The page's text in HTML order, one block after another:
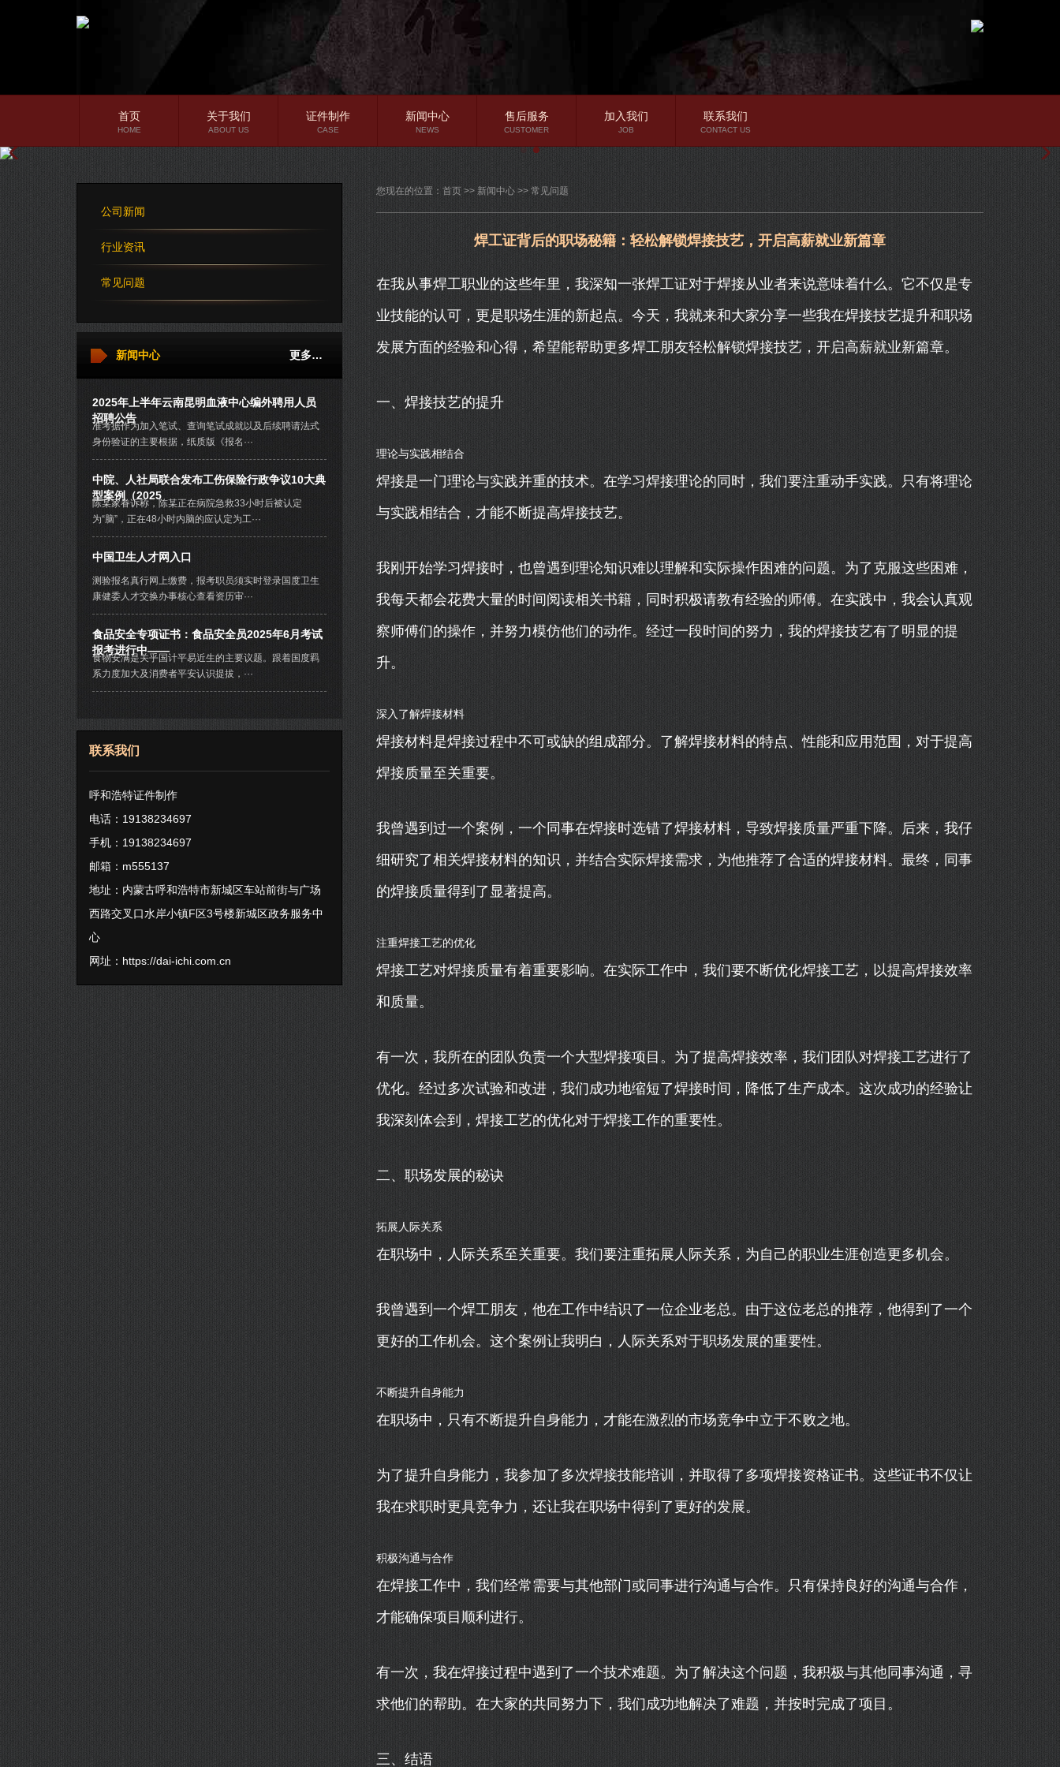
行业资讯
常见问题
首页
HOME
关于我们
ABOUT US
证件制作
CASE
新闻中心
NEWS
售后服务
CUSTOMER
加入我们
JOB
联系我们
CONTACT US
公司新闻
行业资讯
常见问题
更多…
新闻中心
2025年上半年云南昆明血液中心编外聘用人员
招聘公告
准考据作为加入笔试、查询笔试成就以及后续聘请法式
身份验证的主要根据，纸质版《报名···
中院、人社局联合发布工伤保险行政争议10大典
型案例（2025
陈某家眷诉称，陈某正在病院急救33小时后被认定
为“脑”，正在48小时内脑的应认定为工···
中国卫生人才网入口
测验报名真行网上缴费，报考职员须实时登录国度卫生
康健委人才交换办事核心查看资历审···
食品安全专项证书：食品安全员2025年6月考试
报考进行中——
食物安满是关乎国计平易近生的主要议题。跟着国度羁
系力度加大及消费者平安认识提拔，···
联系我们
呼和浩特证件制作
电话：19138234697
手机：19138234697
邮箱：m555137
地址：内蒙古呼和浩特市新城区车站前街与广场
西路交叉口水岸小镇F区3号楼新城区政务服务中
心
网址： https://dai-ichi.com.cn
您现在的位置： 首页 >> 新闻中心 >> 常见问题
焊工证背后的职场秘籍：轻松解锁焊接技艺，开启高薪就业新篇章
在我从事焊工职业的这些年里，我深知一张焊工证对于焊接从业者来说意味着什么。它不仅是专
业技能的认可，更是职场生涯的新起点。今天，我就来和大家分享一些我在焊接技艺提升和职场
发展方面的经验和心得，希望能帮助更多焊工朋友轻松解锁焊接技艺，开启高薪就业新篇章。
一、焊接技艺的提升
理论与实践相结合
焊接是一门理论与实践并重的技术。在学习焊接理论的同时，我们要注重动手实践。只有将理论
与实践相结合，才能不断提高焊接技艺。
我刚开始学习焊接时，也曾遇到理论知识难以理解和实际操作困难的问题。为了克服这些困难，
我每天都会花费大量的时间阅读相关书籍，同时积极请教有经验的师傅。在实践中，我会认真观
察师傅们的操作，并努力模仿他们的动作。经过一段时间的努力，我的焊接技艺有了明显的提
升。
深入了解焊接材料
焊接材料是焊接过程中不可或缺的组成部分。了解焊接材料的特点、性能和应用范围，对于提高
焊接质量至关重要。
我曾遇到过一个案例，一个同事在焊接时选错了焊接材料，导致焊接质量严重下降。后来，我仔
细研究了相关焊接材料的知识，并结合实际焊接需求，为他推荐了合适的焊接材料。最终，同事
的焊接质量得到了显著提高。
注重焊接工艺的优化
焊接工艺对焊接质量有着重要影响。在实际工作中，我们要不断优化焊接工艺，以提高焊接效率
和质量。
有一次，我所在的团队负责一个大型焊接项目。为了提高焊接效率，我们团队对焊接工艺进行了
优化。经过多次试验和改进，我们成功地缩短了焊接时间，降低了生产成本。这次成功的经验让
我深刻体会到，焊接工艺的优化对于焊接工作的重要性。
二、职场发展的秘诀
拓展人际关系
在职场中，人际关系至关重要。我们要注重拓展人际关系，为自己的职业生涯创造更多机会。
我曾遇到一个焊工朋友，他在工作中结识了一位企业老总。由于这位老总的推荐，他得到了一个
更好的工作机会。这个案例让我明白，人际关系对于职场发展的重要性。
不断提升自身能力
在职场中，只有不断提升自身能力，才能在激烈的市场竞争中立于不败之地。
为了提升自身能力，我参加了多次焊接技能培训，并取得了多项焊接资格证书。这些证书不仅让
我在求职时更具竞争力，还让我在职场中得到了更好的发展。
积极沟通与合作
在焊接工作中，我们经常需要与其他部门或同事进行沟通与合作。只有保持良好的沟通与合作，
才能确保项目顺利进行。
有一次，我在焊接过程中遇到了一个技术难题。为了解决这个问题，我积极与其他同事沟通，寻
求他们的帮助。在大家的共同努力下，我们成功地解决了难题，并按时完成了项目。
三、结语